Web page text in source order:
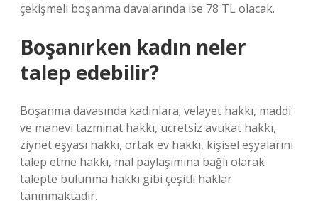
çekişmeli boşanma davalarında ise 78 TL olacak.
Boşanırken kadın neler
talep edebilir?
Boşanma davasında kadınlara; velayet hakkı, maddi
ve manevi tazminat hakkı, ücretsiz avukat hakkı,
ziynet eşyası hakkı, ortak ev hakkı, kişisel eşyalarını
talep etme hakkı, mal paylaşımına bağlı olarak
talepte bulunma hakkı gibi çeşitli haklar
tanınmaktadır.